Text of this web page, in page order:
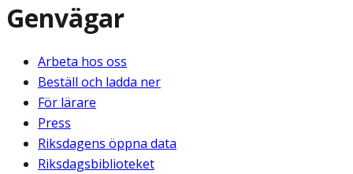
Genvägar
Arbeta hos oss
Beställ och ladda ner
För lärare
Press
Riksdagens öppna data
Riksdagsbiblioteket